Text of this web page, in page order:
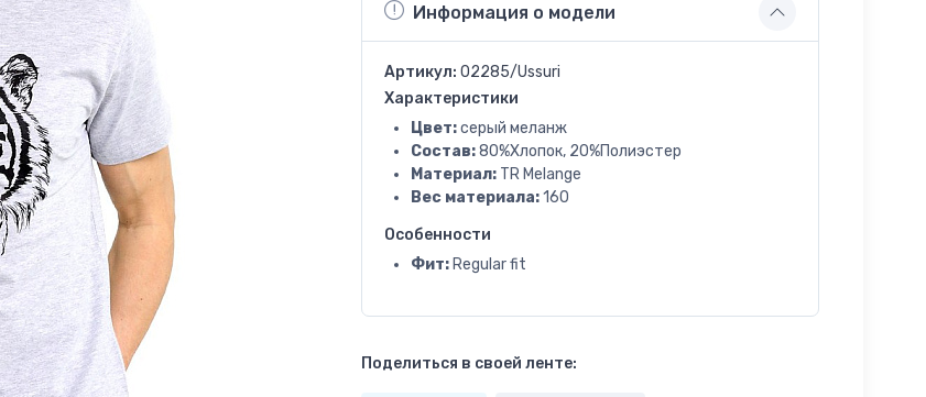
Информация о модели
Артикул: 02285/Ussuri
Характеристики
Цвет:серый меланж
Состав:80%Хлопок, 20%Полиэстер
Материал:TR Melange
Вес материала:160
Особенности
Фит:Regular fit
Поделиться в своей ленте: